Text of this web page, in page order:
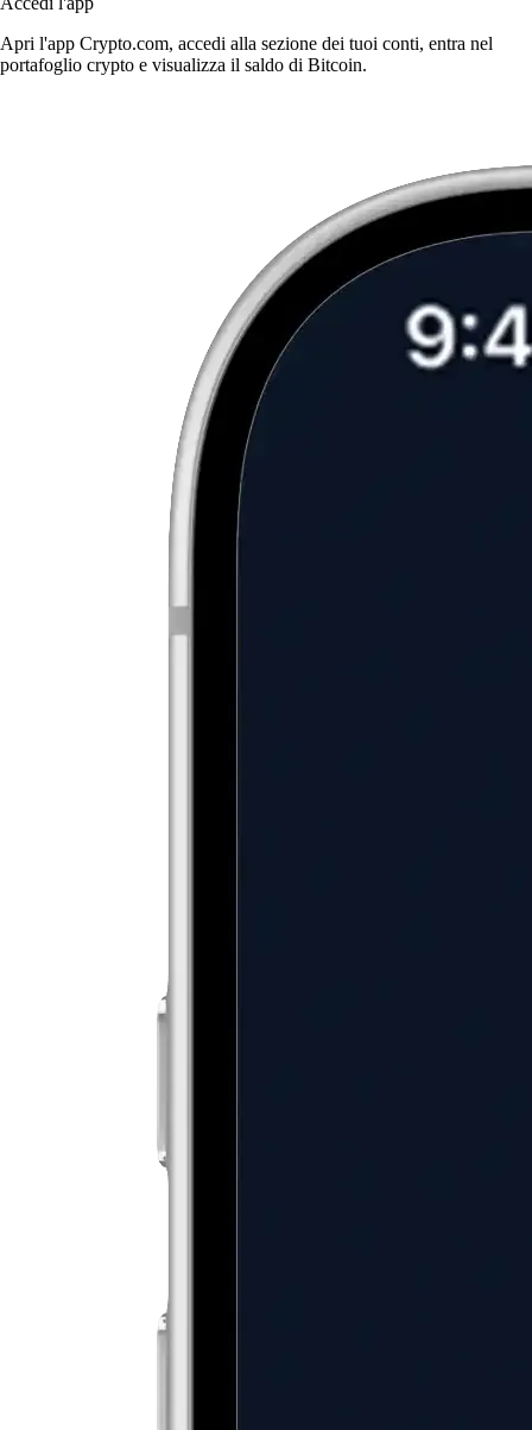
Apri l'app Crypto.com, accedi alla sezione dei tuoi conti, entra nel
portafoglio crypto e visualizza il saldo di Bitcoin.